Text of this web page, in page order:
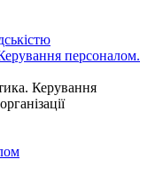
персоналом.
Керування